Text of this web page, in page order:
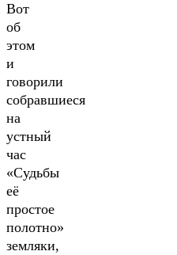
Вот
об
этом
и
говорили
собравшиеся
на
устный
час
«Судьбы
её
простое
полотно»
земляки,